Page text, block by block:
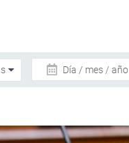
Día / mes / año